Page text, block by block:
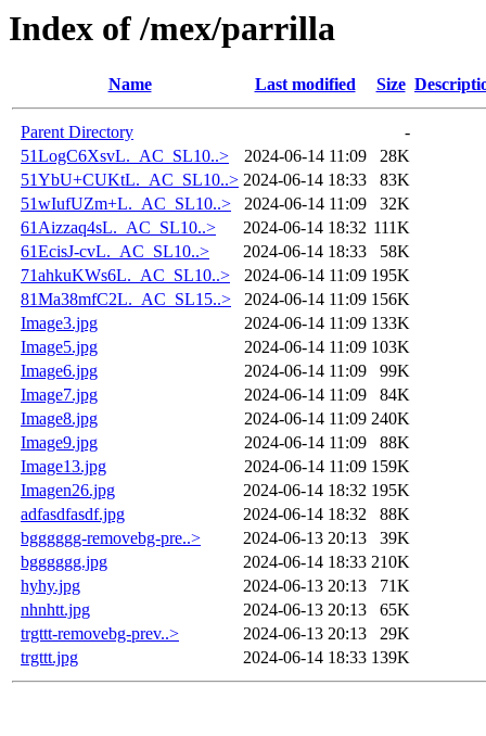
Index of /mex/parrilla
Name Last modified Size
Parent Directory
-
51LogC6XsvL._AC_SL10..>
2024-06-14 11:09
28K
51YbU+CUKtL._AC_SL10..> 2024-06-14 18:33
83K
51wIufUZm+L._AC_SL10..>
2024-06-14 11:09
32K
61Aizzaq4sL._AC_SL10..>
2024-06-14 18:32 111K
61EcisJ-cvL._AC_SL10..>
2024-06-14 18:33
58K
71ahkuKWs6L._AC_SL10..>
2024-06-14 11:09 195K
81Ma38mfC2L._AC_SL15..>
2024-06-14 11:09 156K
Image3.jpg
2024-06-14 11:09 133K
Image5.jpg
2024-06-14 11:09 103K
Image6.jpg
2024-06-14 11:09
99K
Image7.jpg
2024-06-14 11:09
84K
Image8.jpg
2024-06-14 11:09 240K
Image9.jpg
2024-06-14 11:09
88K
Image13.jpg
2024-06-14 11:09 159K
Imagen26.jpg
2024-06-14 18:32 195K
adfasdfasdf.jpg
2024-06-14 18:32
88K
bgggggg-removebg-pre..>
2024-06-13 20:13
39K
bgggggg.jpg
2024-06-14 18:33 210K
hyhy.jpg
2024-06-13 20:13
71K
nhnhtt.jpg
2024-06-13 20:13
65K
trgttt-removebg-prev..>
2024-06-13 20:13
29K
trgttt.jpg
2024-06-14 18:33 139K